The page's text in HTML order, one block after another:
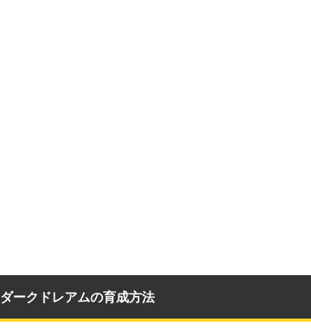
ダークドレアムの育成方法